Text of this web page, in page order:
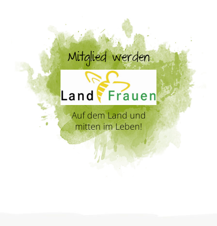
Mitglied werden
Auf dem Land und
mitten im Leben!